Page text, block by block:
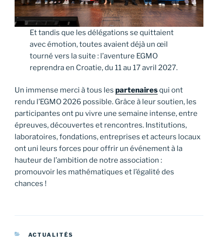
Et tandis que les délégations se quittaient
avec émotion, toutes avaient déjà un œil
tourné vers la suite : l’aventure EGMO
reprendra en Croatie, du 11 au 17 avril 2027.
Un immense merci à tous les partenairesqui ont
rendu l’EGMO 2026 possible. Grâce à leur soutien, les
participantes ont pu vivre une semaine intense, entre
épreuves, découvertes et rencontres. Institutions,
laboratoires, fondations, entreprises et acteurs locaux
ont uni leurs forces pour offrir un événement à la
hauteur de l’ambition de notre association :
promouvoir les mathématiques et l’égalité des
chances !
CATÉGORIES
ACTUALITÉS